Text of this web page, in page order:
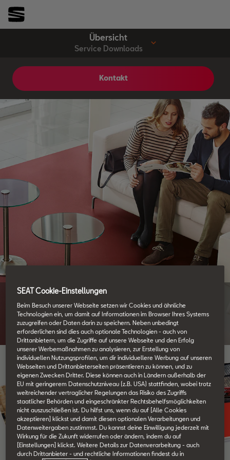
Übersicht
Service Downloads
Kontakt
Kataloge, Updates, Infos.
SEAT Cookie-Einstellungen
Beim Besuch unserer Webseite setzen wir Cookies und ähnliche
Technologien ein, um damit auf Informationen im Browser Ihres Systems
zuzugreifen oder Daten darin zu speichern. Neben unbedingt
erforderlichen sind dies auch optionale Technologien - auch von
Drittanbietern, um die Zugriffe auf unsere Webseite und den Erfolg
unserer Werbemaßnahmen zu analysieren, zur Erstellung von
individuellen Nutzungsprofilen, um dir individuellere Werbung auf unseren
Webseiten und Drittanbieterseiten präsentieren zu können, und zu
eigenen Zwecken Dritter. Diese können auch in Ländern außerhalb der
EU mit geringerem Datenschutzniveau (z.B. USA) stattfinden, wobei trotz
weitreichender vertraglicher Regelungen das Risiko des Zugriffs
staatlicher Behörden und eingeschränkter Rechtsbehelfsmöglichkeiten
nicht auszuschließen ist. Du hilfst uns, wenn du auf [Alle Cookies
akzeptieren] klickst und damit diesen optionalen Verarbeitungen und
Datenweitergaben zustimmst. Du kannst deine Einwilligung jederzeit mit
Wirkung für die Zukunft widerrufen oder ändern, indem du auf
[Einstellungen] klickst. Weitere Details zur Datenverarbeitung - auch
durch Drittanbieter - und rechtliche Informationen findest du in